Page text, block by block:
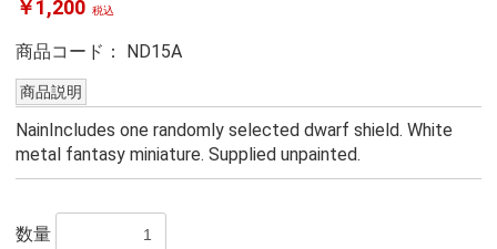
￥1,200 税込
商品コード： ND15A
商品説明
NainIncludes one randomly selected dwarf shield. White
metal fantasy miniature. Supplied unpainted.
数量